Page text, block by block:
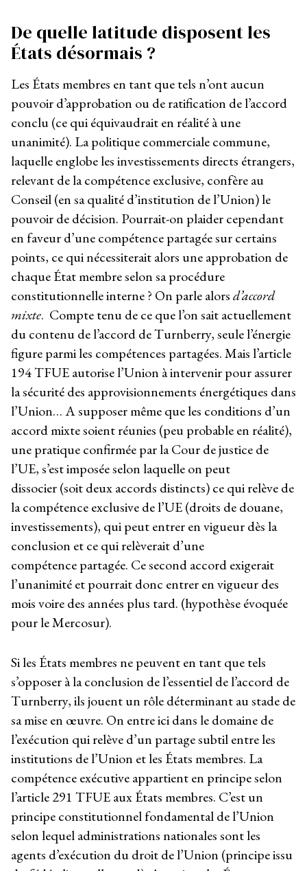
De quelle latitude disposent les
États désormais ?
Les États membres en tant que tels n’ont aucun
pouvoir d’approbation ou de ratification de l’accord
conclu (ce qui équivaudrait en réalité à une
unanimité). La politique commerciale commune,
laquelle englobe les investissements directs étrangers,
relevant de la compétence exclusive, confère au
Conseil (en sa qualité d’institution de l’Union) le
pouvoir de décision. Pourrait-on plaider cependant
en faveur d’une compétence partagée sur certains
points, ce qui nécessiterait alors une approbation de
chaque État membre selon sa procédure
constitutionnelle interne ? On parle alorsd’accord
mixte. Compte tenu de ce que l’on sait actuellement
du contenu de l’accord de Turnberry, seule l’énergie
figure parmi les compétences partagées. Mais l’article
194 TFUE autorise l’Union à intervenir pour assurer
la sécurité des approvisionnements énergétiques dans
l’Union… A supposer même que les conditions d’un
accord mixte soient réunies (peu probable en réalité),
une pratique confirmée par la Cour de justice de
l’UE, s’est imposée selon laquelle on peut
dissocier (soit deux accords distincts) ce qui relève de
la compétence exclusive de l’UE (droits de douane,
investissements), qui peut entrer en vigueur dès la
conclusion et ce qui relèverait d’une
compétence partagée. Ce second accord exigerait
l’unanimité et pourrait donc entrer en vigueur des
mois voire des années plus tard. (hypothèse évoquée
pour le Mercosur).
Si les États membres ne peuvent en tant que tels
s’opposer à la conclusion de l’essentiel de l’accord de
Turnberry, ils jouent un rôle déterminant au stade de
sa mise en œuvre. On entre ici dans le domaine de
l’exécution qui relève d’un partage subtil entre les
institutions de l’Union et les États membres. La
compétence exécutive appartient en principe selon
l’article 291 TFUE aux États membres. C’est un
principe constitutionnel fondamental de l’Union
selon lequel administrations nationales sont les
agents d’exécution du droit de l’Union (principe issu